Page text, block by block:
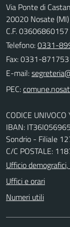
Via Ponte di
20020 Nosate (MI)
C.F.
Telefono:0331-
Fax: 0331-871753
E-mail:
PEC:
CODICE UNIVOCO
IBAN:
Sondrio - Filiale
C/C POSTALE:
Ufficio
Uffici e orari
Numeri utili